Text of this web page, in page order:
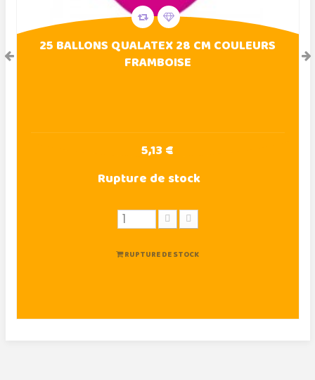
25 BALLONS QUALATEX 28 CM COULEURS
FRAMBOISE
5,13 €
Rupture de stock
RUPTURE DE STOCK